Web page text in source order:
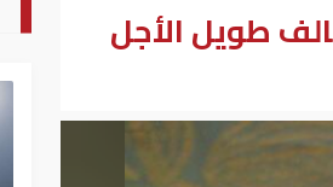
طويل الأجل